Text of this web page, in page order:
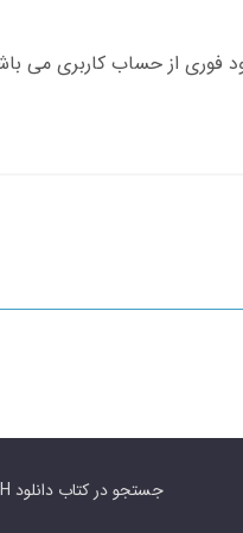
SEARCH جستجو در کتاب دانلود